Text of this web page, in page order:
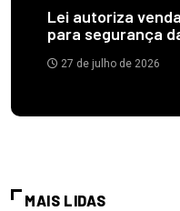
Lei autoriza
para segurança
27 de julho de 2026
MAIS LIDAS